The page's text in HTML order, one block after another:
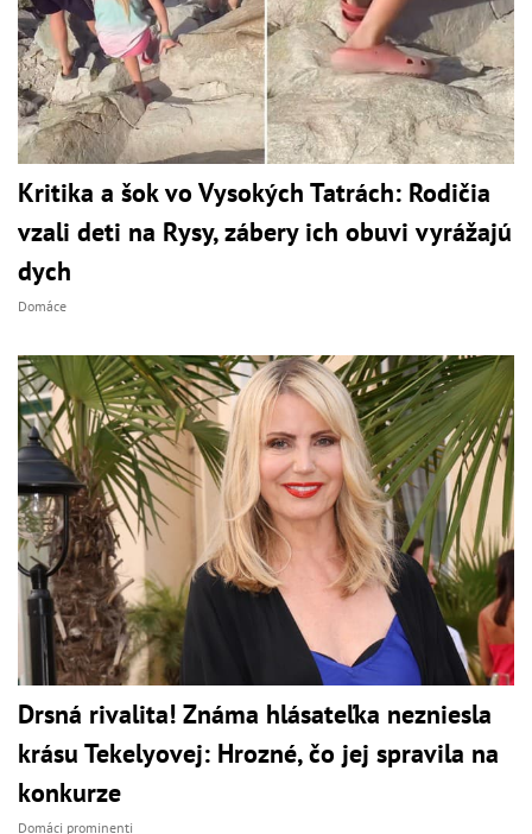
Kritika a šok vo Vysokých Tatrách: Rodičia
vzali deti na Rysy, zábery ich obuvi vyrážajú
dych
Domáce
Drsná rivalita! Známa hlásateľka nezniesla
krásu Tekelyovej: Hrozné, čo jej spravila na
konkurze
Domáci prominenti